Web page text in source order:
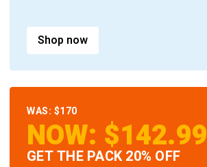
Shop now
WAS: $170
NOW: $142.99
GET THE PACK 20% OFF